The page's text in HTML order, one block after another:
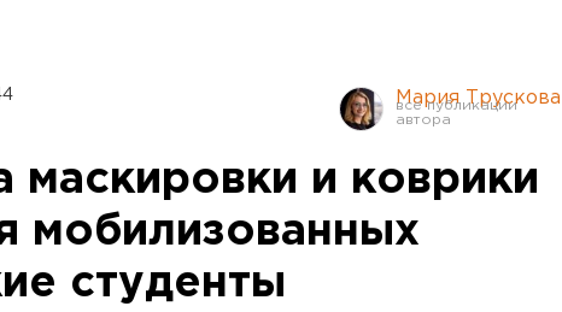
Мария Трускова
маскировки и коврики
мобилизованных
студенты